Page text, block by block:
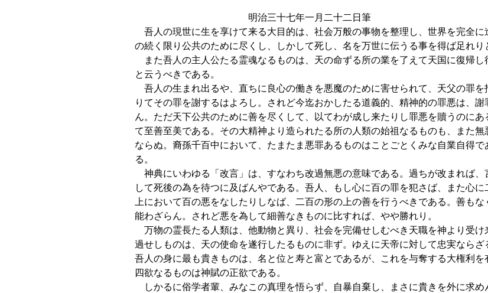
明治三十七年一月二十二日筆
吾人の現世に生を享けて来る大目的は、社会万般の事物を整理し、世界を完全
の続く限り公共のために尽くし、しかして死し、名を万世に伝うる事を得ば足れり
また吾人の主人公たる霊魂なるものは、天の命ずる所の業を了えて天国に復帰
と云うべきである。
吾人の生まれ出るや、直ちに良心の働きを悪魔のために害せられて、天父の罪
りてその罪を謝するはよろし。されど今迄おかしたる道義的、精神的の罪悪は、
ん。ただ天下公共のために善を尽くして、以てわが成し来たりし罪悪を贖うのに
て至善至美である。その大精神より造られたる所の人類の始祖なるものも、また
ならぬ。裔孫千百中において、たまたま悪罪あるものはことごとくみな自業自得
る。
神典にいわゆる「改言」は、すなわち改過無悪の意味である。過ちが改まれば、
して死後の為を待つに及ばんやである。吾人、もし心に百の罪を犯さば、また心
上において百の悪をなしたりしなば、二百の形の上の善を行うべきである。善も
能わざらん。されど悪を為して細善なきものに比すれば、やや勝れり。
万物の霊長たる人類は、他動物と異り、社会を完備せしむべき天職を神より受
過せしものは、天の使命を遂行したるものに非ず。ゆえに天帝に対して忠実ならざ
吾人の身に最も貴きものは、名と位と寿と富とであるが、これを与奪する大権利
四欲なるものは神賦の正欲である。
しかるに俗学者輩、みなこの真理を悟らず、自暴自棄し、まさに貴きを外に求め